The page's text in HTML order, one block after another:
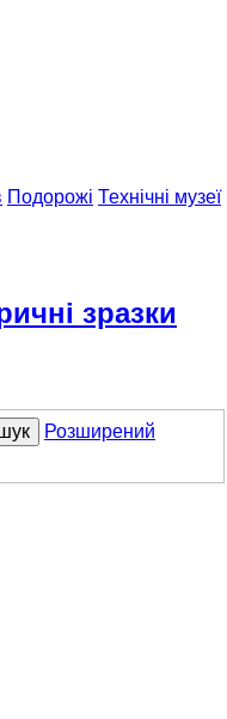
Подорожі Технічні музеї
зразки
Розширений